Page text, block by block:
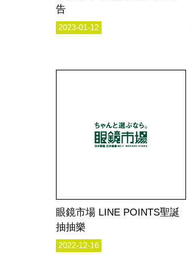
告
2023-01-12
眼鏡市場 LINE POINTS聖誕
抽抽樂
2022-12-16